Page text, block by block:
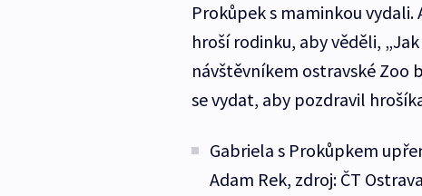
Prokůpek s maminkou vydali.
hroší rodinku, aby věděli,
návštěvníkem ostravské Zoo
se vydat, aby pozdravil
Gabriela s Prokůpkem
Adam Rek, zdroj: ČT Ostrava